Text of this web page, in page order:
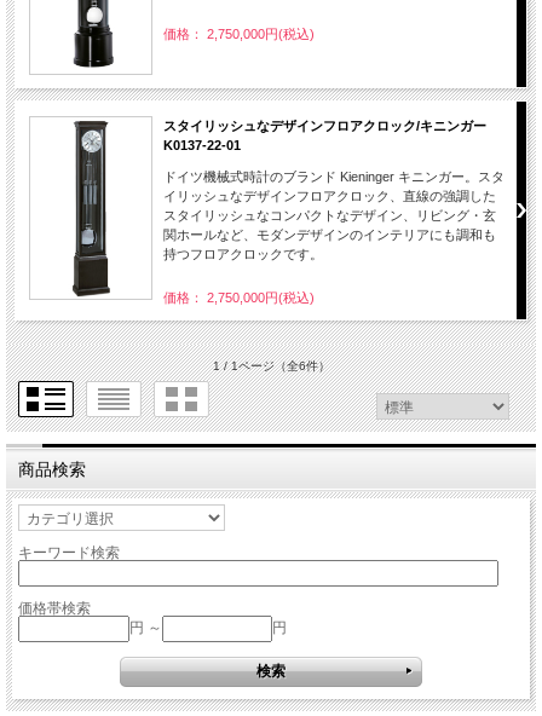
価格： 2,750,000円(税込)
スタイリッシュなデザインフロアクロック/キニンガー
K0137-22-01
ドイツ機械式時計のブランド Kieninger キニンガー。スタ
イリッシュなデザインフロアクロック、直線の強調した
スタイリッシュなコンパクトなデザイン、リビング・玄
関ホールなど、モダンデザインのインテリアにも調和も
持つフロアクロックです。
価格： 2,750,000円(税込)
1 / 1ページ（全6件）
商品検索
キーワード検索
価格帯検索
円 ～
円